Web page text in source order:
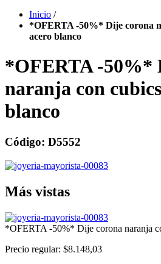
Inicio /
*OFERTA -50%* Dije corona
acero blanco
*OFERTA -50%*
naranja con
blanco
Código: D5552
Más vistas
*OFERTA -50%* Dije corona naranja
Precio regular: $8.148,03